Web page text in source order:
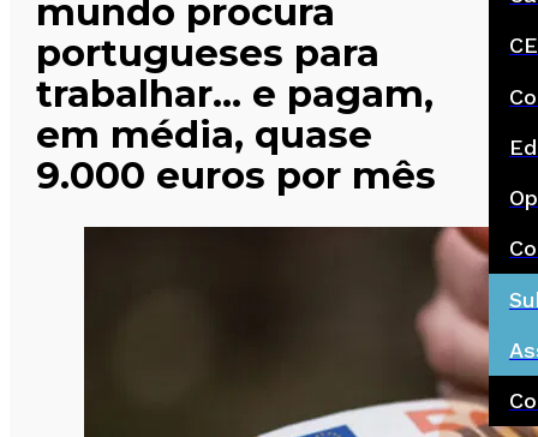
mundo procura
portugueses para
trabalhar… e pagam,
em média, quase
9.000 euros por mês